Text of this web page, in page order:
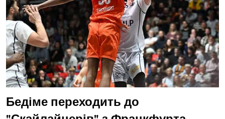
Бедіме переходить до